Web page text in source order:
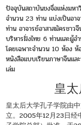
ปัจจุบันสถาบันขงจื่อแห่งมหา
จำนวน 23 ท่าน แบ่งเป็นอา
ท่าน อาจารย์อาสาสมัครชาว
บริหารฝั่งไทย 6 ท่านและผู้อ
โดยเฉพาะจำนวน 10 ห้อง
หนังสือแบบเรียนภาษาจีนแ
เล่ม
皇
皇太后大学孔子学院由
立。2005年12月23日经